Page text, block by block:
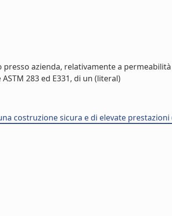
azienda, relativamente a permeabilità
283 ed E331, di un (literal)
costruzione sicura e di elevate prestazioni